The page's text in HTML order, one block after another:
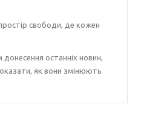
свободи, де кожен
останніх новин,
як вони змінюють